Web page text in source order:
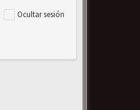
Ocultar sesión